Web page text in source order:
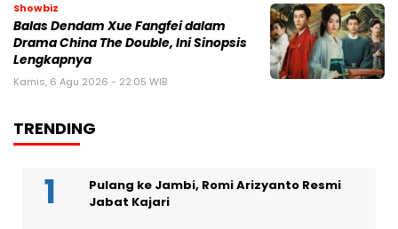
Showbiz
Balas Dendam Xue Fangfei dalam
Drama China The Double, Ini Sinopsis
Lengkapnya
Kamis, 6 Agu 2026 - 22:05 WIB
TRENDING
Pulang ke Jambi, Romi Arizyanto Resmi
Jabat Kajari